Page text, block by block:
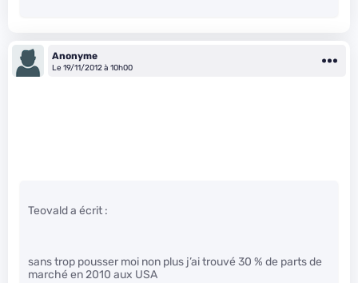
Anonyme
Le 19/11/2012 à 10h00
Teovald a écrit :
sans trop pousser moi non plus j’ai trouvé 30 % de parts de
marché en 2010 aux USA